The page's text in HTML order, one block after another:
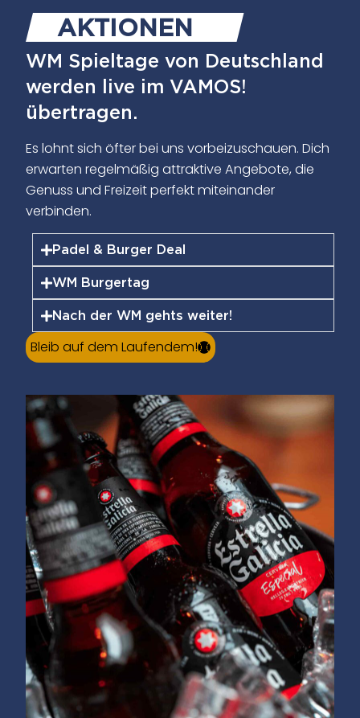
AKTIONEN
WM Spieltage von Deutschland
werden live im VAMOS!
übertragen.
Es lohnt sich öfter bei uns vorbeizuschauen. Dich
erwarten regelmäßig attraktive Angebote, die
Genuss und Freizeit perfekt miteinander
verbinden.
Padel & Burger Deal
WM Burgertag
Nach der WM gehts weiter!
Bleib auf dem Laufendem!